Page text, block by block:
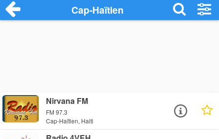
Cap-Haïtien
Nirvana FM
FM 97.3
Cap-Haïtien, Haiti